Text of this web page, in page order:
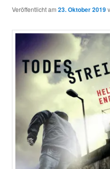
Veröffentlicht am 23. Oktober 2019